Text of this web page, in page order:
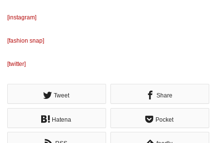
[instagram]
[fashion snap]
[twitter]
Tweet Share
Hatena Pocket